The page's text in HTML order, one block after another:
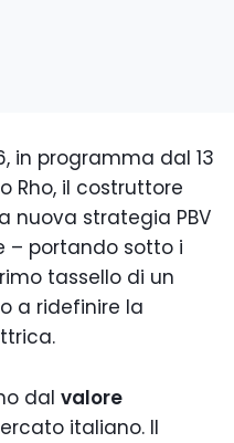
in programma dal 13
Rho, il costruttore
nuova strategia PBV
– portando sotto i
tassello di un
a ridefinire la
dal valore
italiano. Il